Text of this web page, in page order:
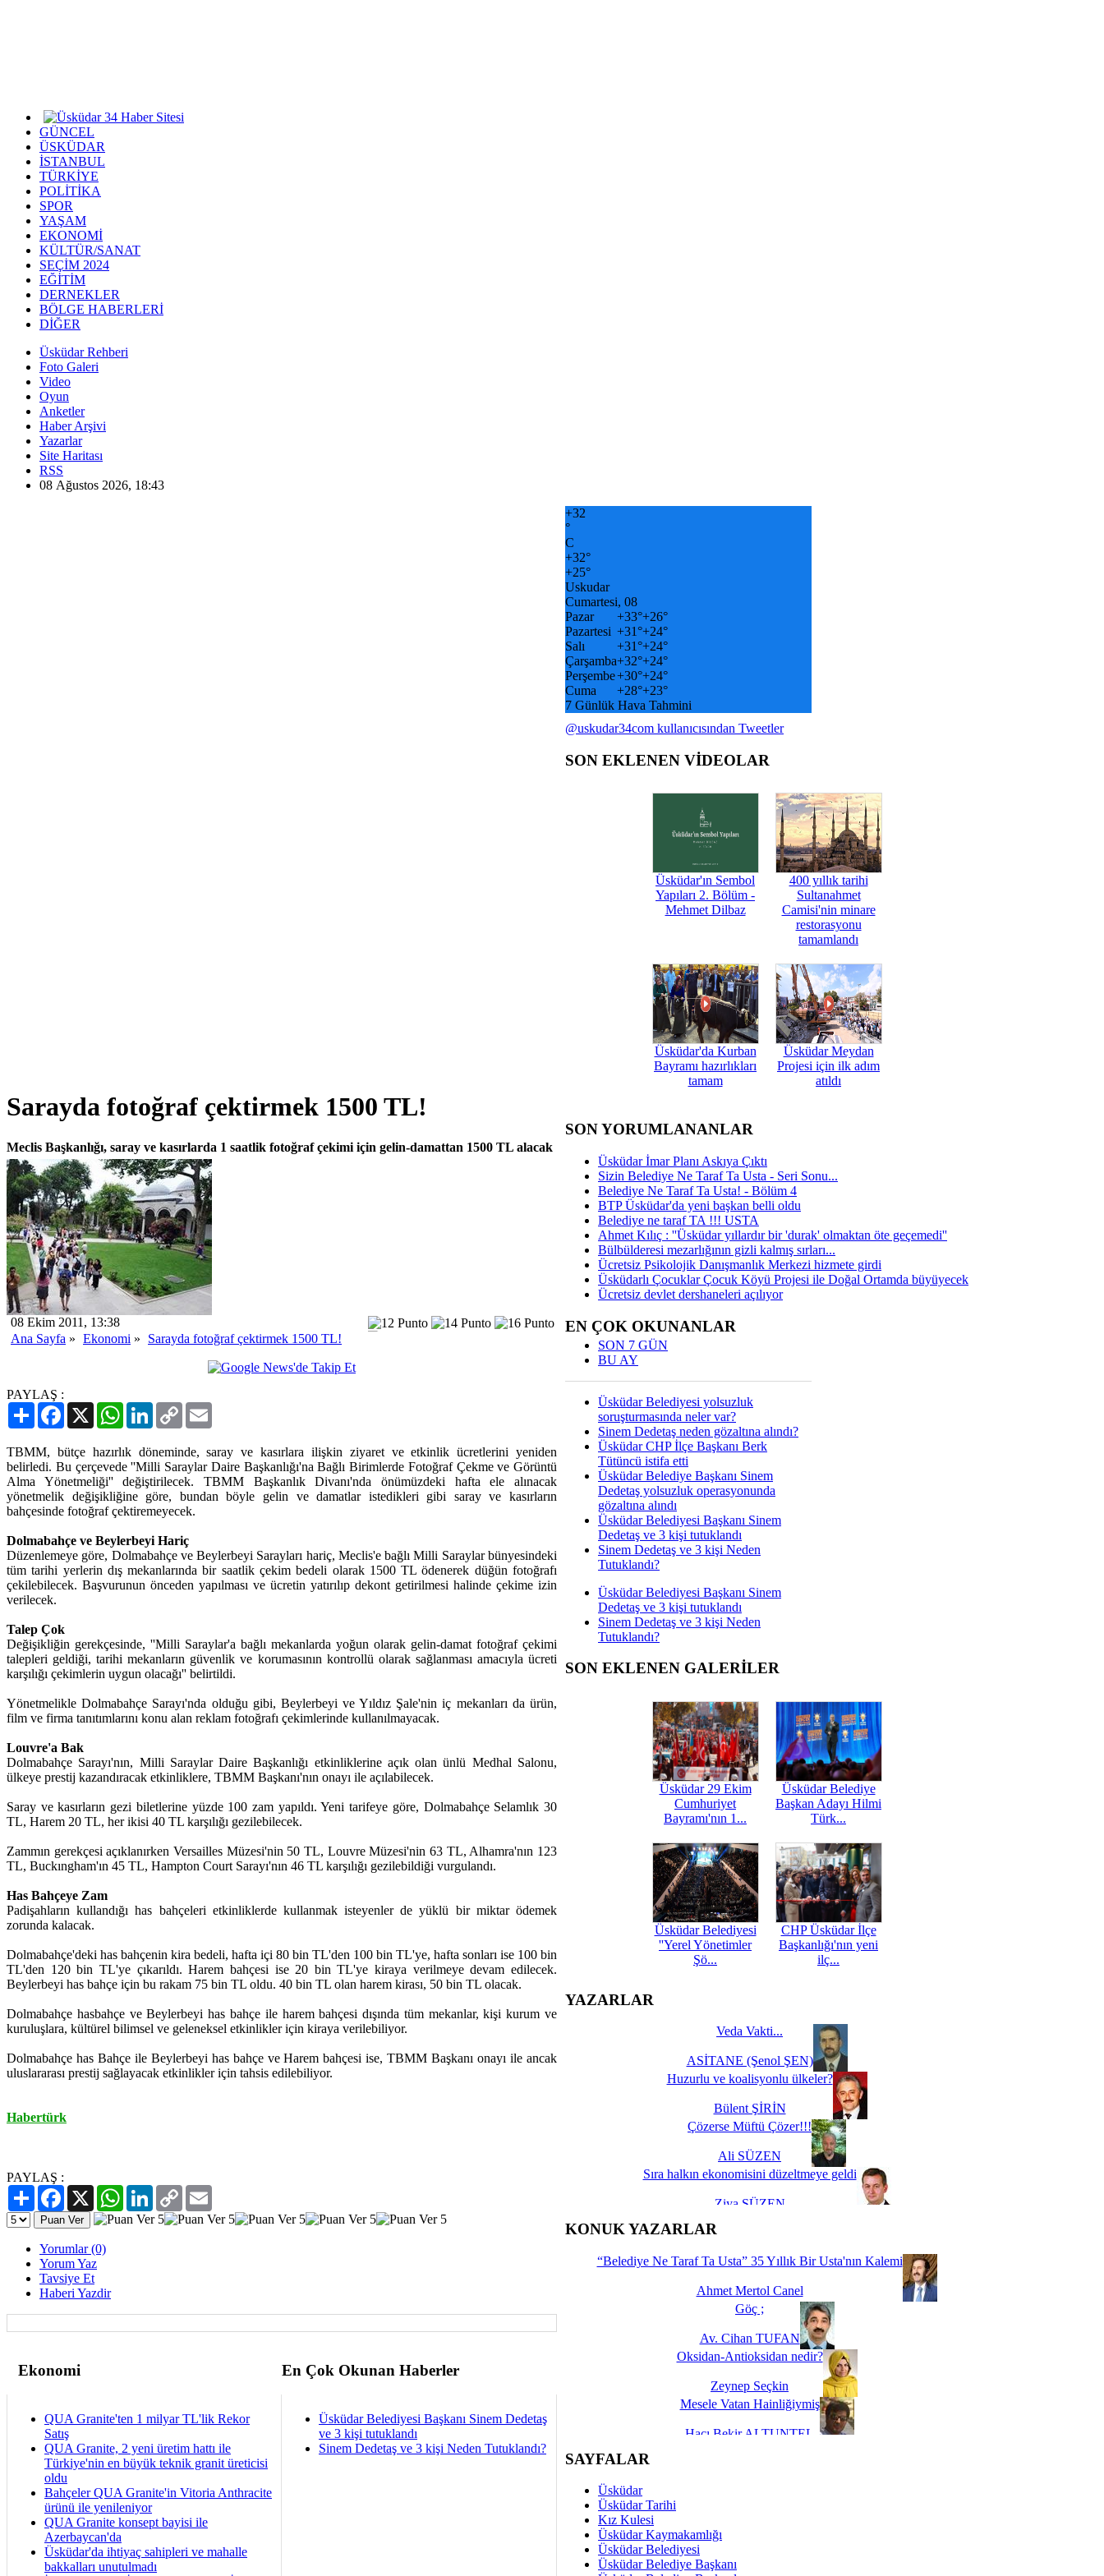
GÜNCEL
ÜSKÜDAR
İSTANBUL
TÜRKİYE
POLİTİKA
SPOR
YAŞAM
EKONOMİ
KÜLTÜR/SANAT
SEÇİM 2024
EĞİTİM
DERNEKLER
BÖLGE HABERLERİ
DİĞER
Üsküdar Rehberi
Foto Galeri
Video
Oyun
Anketler
Haber Arşivi
Yazarlar
Site Haritası
RSS
08 Ağustos 2026, 18:43
Sarayda fotoğraf çektirmek 1500 TL!
Meclis Başkanlığı, saray ve kasırlarda 1 saatlik fotoğraf çekimi için gelin-damattan 1500 TL alacak
08 Ekim 2011, 13:38
Ana Sayfa » Ekonomi » Sarayda fotoğraf çektirmek 1500 TL!
PAYLAŞ :
PaylaşFacebook
X WhatsAppLinkedIn
Copy
Link
TBMM, bütçe hazırlık döneminde, saray ve kasırlara ilişkin ziyaret ve etkinlik ücretlerini yeniden
belirledi. Bu çerçevede ''Milli Saraylar Daire Başkanlığı'na Bağlı Birimlerde Fotoğraf Çekme ve Görüntü
Alma Yönetmeliği'' değiştirilecek. TBMM Başkanlık Divanı'nda önümüzdeki hafta ele alınacak
yönetmelik değişikliğine göre, bundan böyle gelin ve damatlar istedikleri gibi saray ve kasırların
bahçesinde fotoğraf çektiremeyecek.
Dolmabahçe ve Beylerbeyi Hariç
Düzenlemeye göre, Dolmabahçe ve Beylerbeyi Sarayları hariç, Meclis'e bağlı Milli Saraylar bünyesindeki
tüm tarihi yerlerin dış mekanlarında bir saatlik çekim bedeli olarak 1500 TL ödenerek düğün fotoğrafı
çekilebilecek. Başvurunun önceden yapılması ve ücretin yatırılıp dekont getirilmesi halinde çekime izin
verilecek.
Talep Çok
Değişikliğin gerekçesinde, ''Milli Saraylar'a bağlı mekanlarda yoğun olarak gelin-damat fotoğraf çekimi
talepleri geldiği, tarihi mekanların güvenlik ve korumasının kontrollü olarak sağlanması amacıyla ücreti
karşılığı çekimlerin uygun olacağı'' belirtildi.
Yönetmelikle Dolmabahçe Sarayı'nda olduğu gibi, Beylerbeyi ve Yıldız Şale'nin iç mekanları da ürün,
film ve firma tanıtımlarını konu alan reklam fotoğrafı çekimlerinde kullanılmayacak.
Louvre'a Bak
Dolmabahçe Sarayı'nın, Milli Saraylar Daire Başkanlığı etkinliklerine açık olan ünlü Medhal Salonu,
ülkeye prestij kazandıracak etkinliklere, TBMM Başkanı'nın onayı ile açılabilecek.
Saray ve kasırların gezi biletlerine yüzde 100 zam yapıldı. Yeni tarifeye göre, Dolmabahçe Selamlık 30
TL, Harem 20 TL, her ikisi 40 TL karşılığı gezilebilecek.
Zammın gerekçesi açıklanırken Versailles Müzesi'nin 50 TL, Louvre Müzesi'nin 63 TL, Alhamra'nın 123
TL, Buckıngham'ın 45 TL, Hampton Court Sarayı'nın 46 TL karşılığı gezilebildiği vurgulandı.
Has Bahçeye Zam
Padişahların kullandığı has bahçeleri etkinliklerde kullanmak isteyenler de yüklü bir miktar ödemek
zorunda kalacak.
Dolmabahçe'deki has bahçenin kira bedeli, hafta içi 80 bin TL'den 100 bin TL'ye, hafta sonları ise 100 bin
TL'den 120 bin TL'ye çıkarıldı. Harem bahçesi ise 20 bin TL'ye kiraya verilmeye devam edilecek.
Beylerbeyi has bahçe için bu rakam 75 bin TL oldu. 40 bin TL olan harem kirası, 50 bin TL olacak.
Dolmabahçe hasbahçe ve Beylerbeyi has bahçe ile harem bahçesi dışında tüm mekanlar, kişi kurum ve
kuruluşlara, kültürel bilimsel ve geleneksel etkinlikler için kiraya verilebiliyor.
Dolmabahçe has Bahçe ile Beylerbeyi has bahçe ve Harem bahçesi ise, TBMM Başkanı onayı ile ancak
uluslararası prestij sağlayacak etkinlikler için tahsis edilebiliyor.
Habertürk
PAYLAŞ :
PaylaşFacebook
X WhatsAppLinkedIn
Copy
Link
Yorumlar (0)
Yorum Yaz
Tavsiye Et
Haberi Yazdir
Ekonomi En Çok Okunan Haberler
QUA Granite'ten 1 milyar TL'lik Rekor
Satış
QUA Granite, 2 yeni üretim hattı ile
Türkiye'nin en büyük teknik granit üreticisi
oldu
Bahçeler QUA Granite'in Vitoria Anthracite
ürünü ile yenileniyor
QUA Granite konsept bayisi ile
Azerbaycan'da
Üsküdar'da ihtiyaç sahipleri ve mahalle
bakkalları unutulmadı
Üsküdar Belediyesi Başkanı Sinem Dedetaş
ve 3 kişi tutuklandı
Sinem Dedetaş ve 3 kişi Neden Tutuklandı?
+32
°
C
+32°
+25°
Uskudar
Cumartesi, 08
Pazar
+33°+26°
Pazartesi +31°+24°
Salı
+31°+24°
Çarşamba+32°+24°
Perşembe+30°+24°
Cuma
+28°+23°
7 Günlük Hava Tahmini
@uskudar34com kullanıcısından Tweetler
SON EKLENEN VİDEOLAR
Üsküdar'ın Sembol
Yapıları 2. Bölüm -
Mehmet Dilbaz
400 yıllık tarihi
Sultanahmet
Camisi'nin minare
restorasyonu
tamamlandı
Üsküdar'da Kurban
Bayramı hazırlıkları
tamam
Üsküdar Meydan
Projesi için ilk adım
atıldı
SON YORUMLANANLAR
Üsküdar İmar Planı Askıya Çıktı
Sizin Belediye Ne Taraf Ta Usta - Seri Sonu...
Belediye Ne Taraf Ta Usta! - Bölüm 4
BTP Üsküdar'da yeni başkan belli oldu
Belediye ne taraf TA !!! USTA
Ahmet Kılıç : ''Üsküdar yıllardır bir 'durak' olmaktan öte geçemedi''
Bülbülderesi mezarlığının gizli kalmış sırları...
Ücretsiz Psikolojik Danışmanlık Merkezi hizmete girdi
Üsküdarlı Çocuklar Çocuk Köyü Projesi ile Doğal Ortamda büyüyecek
Ücretsiz devlet dershaneleri açılıyor
EN ÇOK OKUNANLAR
SON 7 GÜN
BU AY
Üsküdar Belediyesi yolsuzluk
soruşturmasında neler var?
Sinem Dedetaş neden gözaltına alındı?
Üsküdar CHP İlçe Başkanı Berk
Tütüncü istifa etti
Üsküdar Belediye Başkanı Sinem
Dedetaş yolsuzluk operasyonunda
gözaltına alındı
Üsküdar Belediyesi Başkanı Sinem
Dedetaş ve 3 kişi tutuklandı
Sinem Dedetaş ve 3 kişi Neden
Tutuklandı?
Üsküdar Belediyesi Başkanı Sinem
Dedetaş ve 3 kişi tutuklandı
Sinem Dedetaş ve 3 kişi Neden
Tutuklandı?
SON EKLENEN GALERİLER
Üsküdar 29 Ekim
Cumhuriyet
Bayramı'nın 1...
Üsküdar Belediye
Başkan Adayı Hilmi
Türk...
Üsküdar Belediyesi
''Yerel Yönetimler
Şö...
CHP Üsküdar İlçe
Başkanlığı'nın yeni
ilç...
YAZARLAR
Veda Vakti...
ASİTANE (Şenol ŞEN)
Huzurlu ve koalisyonlu ülkeler?
Bülent ŞİRİN
Çözerse Müftü Çözer!!!
Ali SÜZEN
Sıra halkın ekonomisini düzeltmeye geldi
Ziya SÜZEN
İşte Biz buyuz...
KONUK YAZARLAR
“Belediye Ne Taraf Ta Usta” 35 Yıllık Bir Usta'nın Kalemi
Ahmet Mertol Canel
Göç ;
Av. Cihan TUFAN
Oksidan-Antioksidan nedir?
Zeynep Seçkin
Mesele Vatan Hainliğiymiş
Hacı Bekir ALTUNTEL
Dünya Fani, Ama Kısa Bir Süre De Olsa Burdayız
Savaş ŞENEL
Hukukun Adaleti Kalmadı Üstadım!
SAYFALAR
Üsküdar
Üsküdar Tarihi
Kız Kulesi
Üsküdar Kaymakamlığı
Üsküdar Belediyesi
Üsküdar Belediye Başkanı